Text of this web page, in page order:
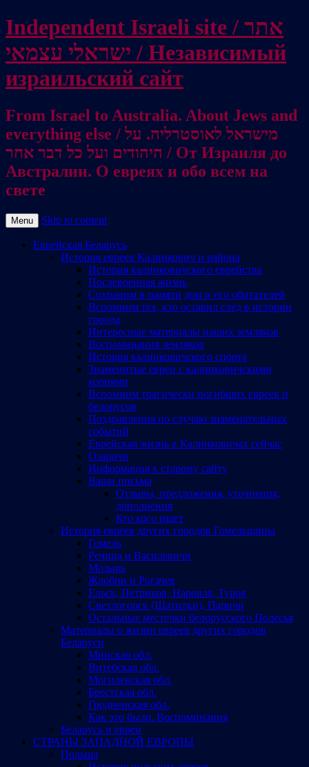
Independent Israeli site / אתר
ישראלי עצמאי / Независимый
израильский сайт
From Israel to Australia. About Jews and
everything else / מישראל לאוסטרליה. על
היהודים ועל כל דבר אחר / От Израиля до
Австралии. О евреях и обо всем на
свете
Menu Skip to content
Еврейская Беларусь
История евреев Калинкович и района
История калинковичского еврейства
Послевоенная жизнь
Сохраним в памяти дом и его обитателей
Вспомним тех, кто оставил след в истории
города
Интересные материалы наших земляков
Воспоминания земляков
История калинковичского спорта
Знаменитые евреи с калинковичскими
корнями
Вспомним трагически погибших евреев и
белорусов
Поздравления по случаю знаменательных
событий
Еврейская жизнь в Калинковичах сейчас
Озаричи
Информация к старому сайту
Ваши письма
Отзывы, предложения, уточнения,
дополнения
Кто кого ищет
История евреев других городов Гомельщины
Гомель
Речица и Василевичи
Мозырь
Жлобин и Рогачев
Ельск, Петриков, Наровля, Туров
Светлогорск (Шатилки), Паричи
Остальные местечки белорусского Полесья
Материалы о жизни евреев других городов
Беларуси
Минская обл.
Витебская обл.
Могилевская обл.
Брестская обл.
Гродненская обл.
Как это было. Воспоминания
Беларусь и евреи
СТРАНЫ ЗАПАДНОЙ ЕВРОПЫ
Польша